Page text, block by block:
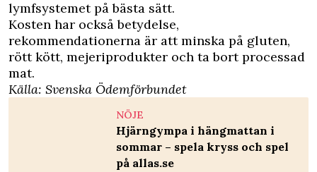
lymfsystemet på bästa sätt.
Kosten har också betydelse,
rekommendationerna är att minska på gluten,
rött kött, mejeriprodukter och ta bort processad
mat.
Källa: Svenska Ödemförbundet
NÖJE
Hjärngympa i hängmattan i
sommar – spela kryss och spel
på allas.se